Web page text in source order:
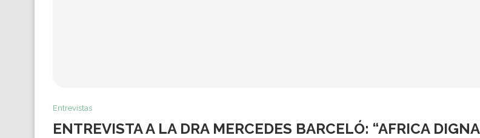
Entrevistas
ENTREVISTA A LA DRA MERCEDES BARCELÓ: “AFRICA DIGNA